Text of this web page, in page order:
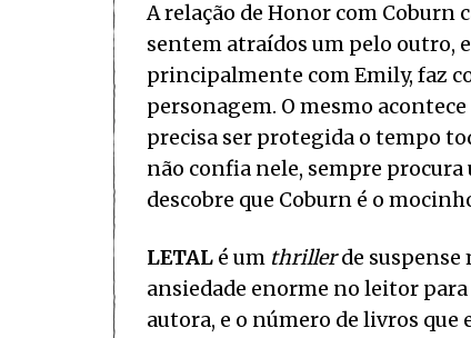
A relação de Honor com Coburn
sentem atraídos um pelo outro,
principalmente com Emily, faz
personagem. O mesmo
precisa ser protegida o tempo
não confia nele, sempre procura
descobre que Coburn é o
LETAL é um thrillerde suspense
ansiedade enorme no leitor
autora, e o número de livros que